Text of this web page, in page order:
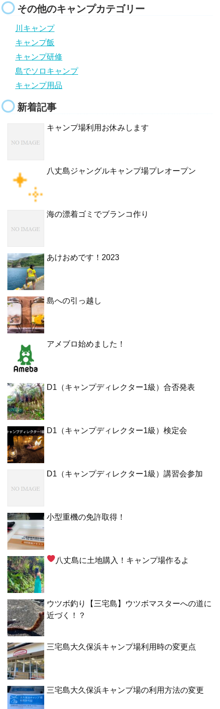
その他のキャンプカテゴリー
川キャンプ
キャンプ飯
キャンプ研修
島でソロキャンプ
キャンプ用品
新着記事
キャンプ場利用お休みします
八丈島ジャングルキャンプ場プレオープン
海の漂着ゴミでブランコ作り
あけおめです！2023
島への引っ越し
アメブロ始めました！
D1（キャンプディレクター1級）合否発表
D1（キャンプディレクター1級）検定会
D1（キャンプディレクター1級）講習会参加
小型重機の免許取得！
八丈島に土地購入！キャンプ場作るよ
ウツボ釣り【三宅島】ウツボマスターへの道に
近づく！？
三宅島大久保浜キャンプ場利用時の変更点
三宅島大久保浜キャンプ場の利用方法の変更